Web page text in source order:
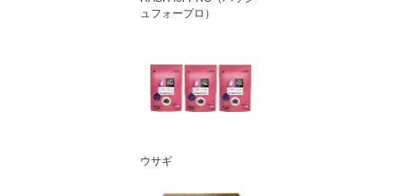
ュフォープロ）
ウサギ